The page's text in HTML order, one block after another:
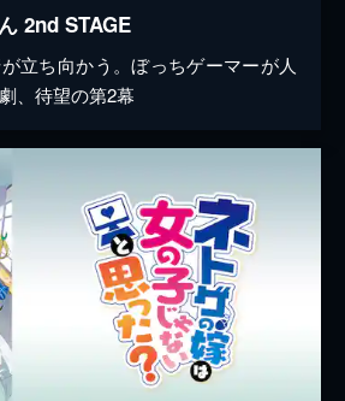
2nd STAGE
立ち向かう。ぼっちゲーマーが人
、待望の第2幕